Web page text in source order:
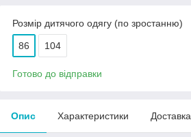
Розмір дитячого одягу (по зростанню)
86 104
Готово до відправки
Опис Характеристики Доставка